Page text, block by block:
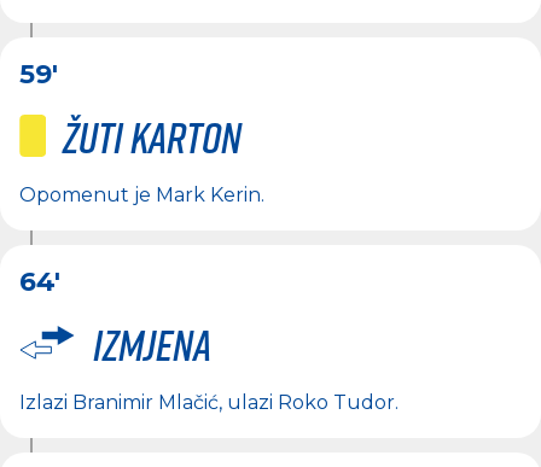
59'
Žuti karton
Opomenut je Mark Kerin.
64'
Izmjena
Izlazi Branimir Mlačić, ulazi Roko Tudor.